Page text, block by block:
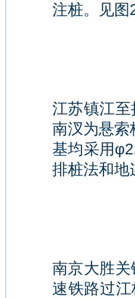
注桩。见图
江苏镇江
南汊为悬索
基均采用
排桩法和地
南京大胜
速铁路过